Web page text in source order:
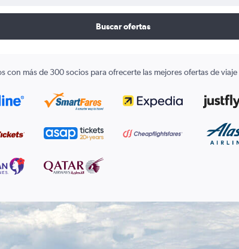
Buscar ofertas
con más de 300 socios para ofrecerte las mejores ofertas de viaje